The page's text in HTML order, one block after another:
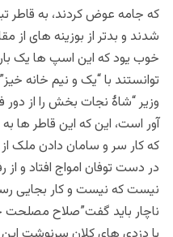
که جامه عوض کردند، به قاطر
شدند و بدتر از بوزینه های از
خوب یود که این اسپ ها یک
توانستند با “یک و نیم خانه
وزیر “شاۀ نجات بخش را از
آور است، این که این قاطر ها
که کار سر و سامان دادن ملک
در دست توفان امواج افتاد و
نیست که نیست و کار بجایی
ناچار باید گفت”صلاح مصلحت